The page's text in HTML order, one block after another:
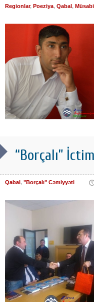
Regionlar, Poeziya, Qabal,
“Borçalı”
Qabal, "Borçalı" Cəmiyyəti